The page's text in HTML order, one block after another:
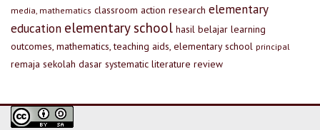
media, mathematics classroom action research elementary
education elementary school hasil belajar learning
outcomes, mathematics, teaching aids, elementary school principal
remaja sekolah dasar systematic literature review